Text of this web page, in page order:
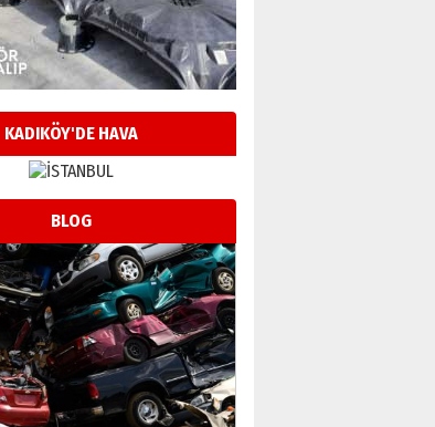
KADIKÖY'DE HAVA
BLOG